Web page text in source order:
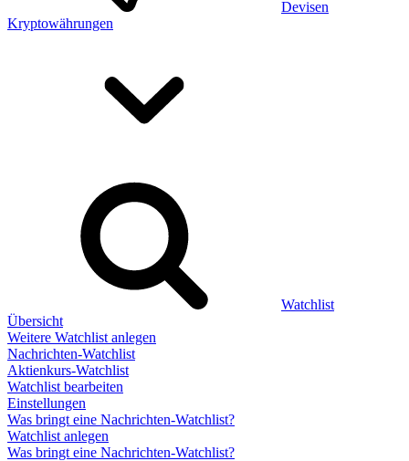
Devisen
Kryptowährungen
Watchlist
Übersicht
Weitere Watchlist anlegen
Nachrichten-Watchlist
Aktienkurs-Watchlist
Watchlist bearbeiten
Einstellungen
Was bringt eine Nachrichten-Watchlist?
Watchlist anlegen
Was bringt eine Nachrichten-Watchlist?